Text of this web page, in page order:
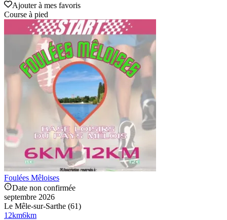
Ajouter à mes favoris
Course à pied
Foulées Mêloises
Date non confirmée
septembre 2026
Le Mêle-sur-Sarthe (61)
12km6km